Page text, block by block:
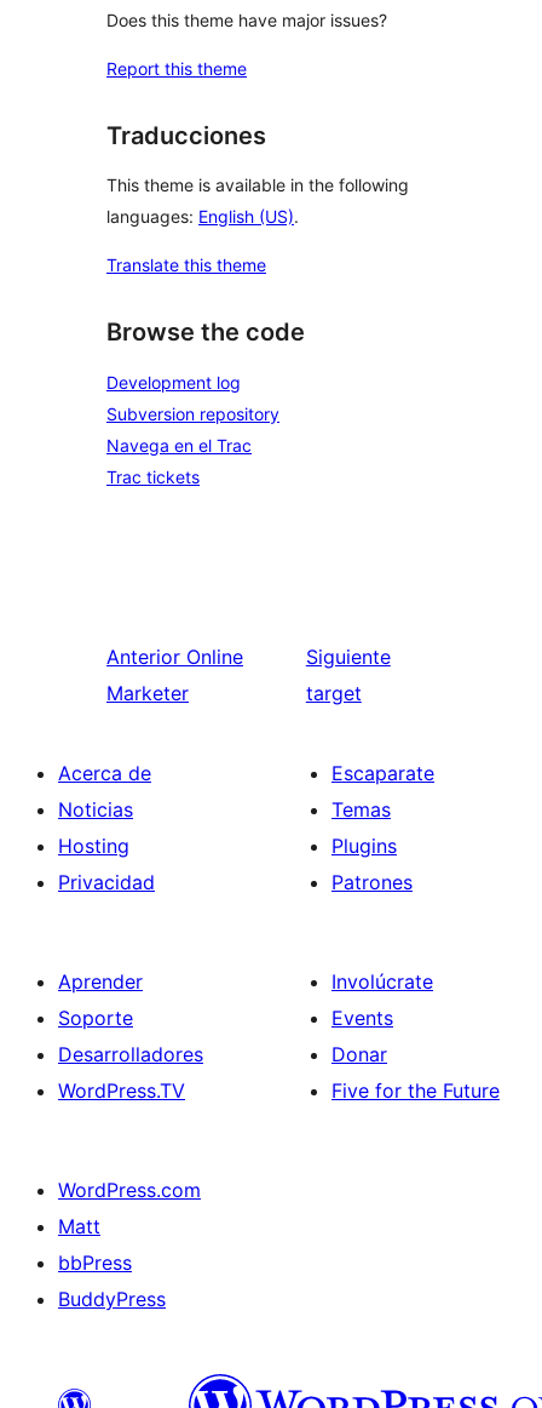
Does this theme have major issues?
Report this theme
Traducciones
This theme is available in the following
languages: English (US).
Translate this theme
Browse the code
Development log
Subversion repository
Navega en el Trac
Trac tickets
Anterior Online
Marketer
Siguiente
target
Acerca de
Noticias
Hosting
Privacidad
Escaparate
Temas
Plugins
Patrones
Aprender
Soporte
Desarrolladores
WordPress.TV
Involúcrate
Events
Donar
Five for the Future
WordPress.com
Matt
bbPress
BuddyPress